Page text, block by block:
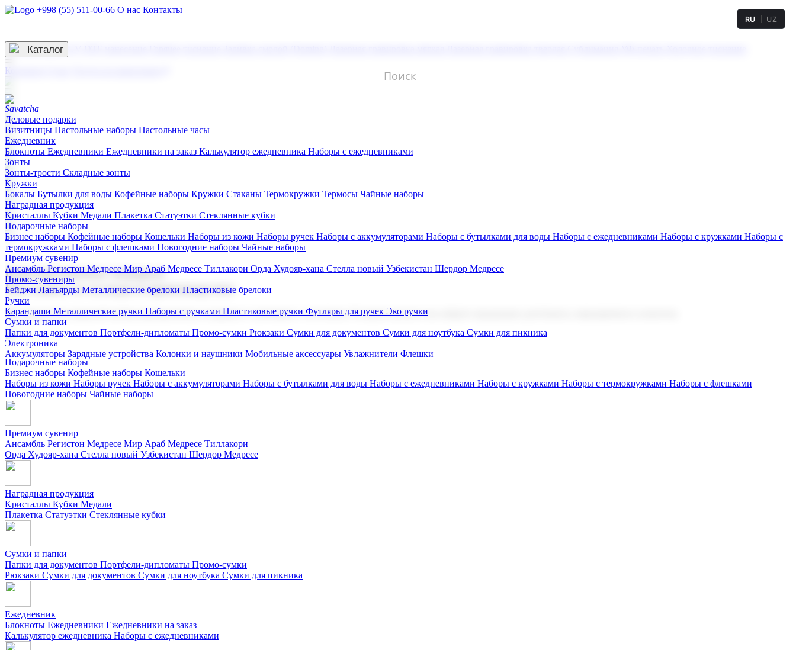
+998 (55) 511-00-66 О нас Контакты
3D гравировка
RU UZ
☰
Контакты
Каталог
Деловые подарки
Визитницы Настольные наборы Настольные часы
Ежедневник
Блокноты Ежедневники Ежедневники на заказ Калькулятор ежедневника Наборы с ежедневниками
Зонты
Зонты-трости Складные зонты
Кружки
Бокалы Бутылки для воды Кофейные наборы Кружки Стаканы Термокружки Термосы Чайные наборы
Наградная продукция
Kристаллы Кубки Медали Плакетка Статуэтки Стеклянные кубки
Подарочные наборы
Бизнес наборы Кофейные наборы Кошельки Наборы из кожи Наборы ручек Наборы с аккумуляторами Наборы с бутылками для воды Наборы с ежедневниками Наборы с кружками Наборы с
термокружками Наборы с флешками Новогодние наборы Чайные наборы
Премиум сувенир
Ансамбль Регистон Медресе Мир Араб Медресе Тиллакори Орда Худояр-хана Стелла новый Узбекистан Шердор Медресе
Промо-сувениры
Бейджи Ланъярды Металлические брелоки Пластиковые брелоки
Ручки
Карандаши Металлические ручки Наборы с ручками Пластиковые ручки Футляры для ручек Эко ручки
Сумки и папки
Папки для документов Портфели-дипломаты Промо-сумки Рюкзаки Сумки для документов Сумки для ноутбука Сумки для пикника
Электроника
Аккумуляторы Зарядные устройства Колонки и наушники Мобильные аксессуары Увлажнители Флешки
Корпоративные подарки
Поставка со склада и производство
Мы предлагаем широкий выбор корпоративных подарков и сувениров с логотипом. В нашем каталоге вы найдете продукцию для бизнеса, мероприятия и клиентов.
Подарочные наборы
Бизнес наборы Кофейные наборы Кошельки
Наборы из кожи Наборы ручек Наборы с аккумуляторами Наборы с бутылками для воды Наборы с ежедневниками Наборы с кружками Наборы с термокружками Наборы с флешками
Новогодние наборы Чайные наборы
Премиум сувенир
Ансамбль Регистон Медресе Мир Араб Медресе Тиллакори
Орда Худояр-хана Стелла новый Узбекистан Шердор Медресе
Наградная продукция
Kристаллы Кубки Медали
Плакетка Статуэтки Стеклянные кубки
Сумки и папки
Папки для документов Портфели-дипломаты Промо-сумки
Рюкзаки Сумки для документов Сумки для ноутбука Сумки для пикника
Ежедневник
Блокноты Ежедневники Ежедневники на заказ
Калькулятор ежедневника Наборы с ежедневниками